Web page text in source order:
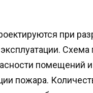
при
помещений
пожара.